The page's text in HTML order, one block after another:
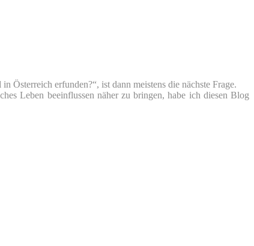
Österreich erfunden?“, ist dann meistens die nächste Frage.
Leben beeinflussen näher zu bringen, habe ich diesen Blog